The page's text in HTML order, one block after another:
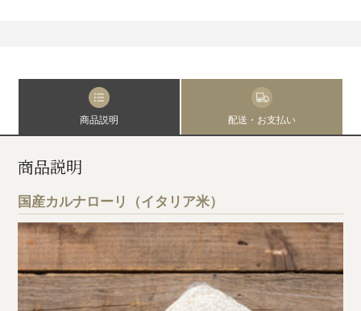
商品説明 配送・お支払い
商品説明
国産カルナローリ（イタリア米）